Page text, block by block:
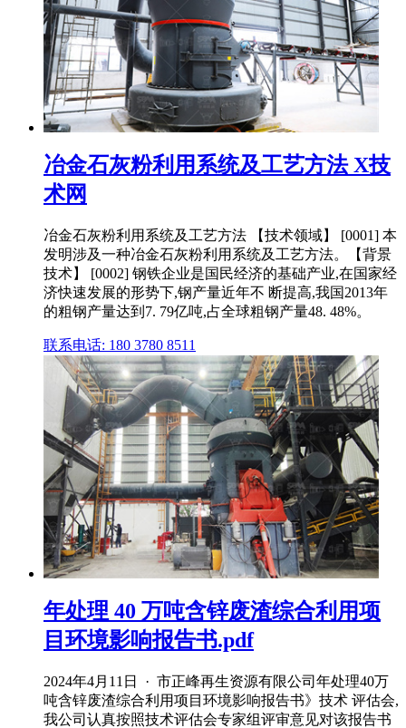
冶金石灰粉利用系统及工艺方法 X技
术网
冶金石灰粉利用系统及工艺方法 【技术领域】 [0001] 本
发明涉及一种冶金石灰粉利用系统及工艺方法。【背景
技术】 [0002] 钢铁企业是国民经济的基础产业,在国家经
济快速发展的形势下,钢产量近年不 断提高,我国2013年
的粗钢产量达到7. 79亿吨,占全球粗钢产量48. 48%。
联系电话: 180 3780 8511
年处理 40 万吨含锌废渣综合利用项
目环境影响报告书.pdf
2024年4月11日 · 市正峰再生资源有限公司年处理40万
吨含锌废渣综合利用项目环境影响报告书》技术 评估会,
我公司认真按照技术评估会专家组评审意见对该报告书